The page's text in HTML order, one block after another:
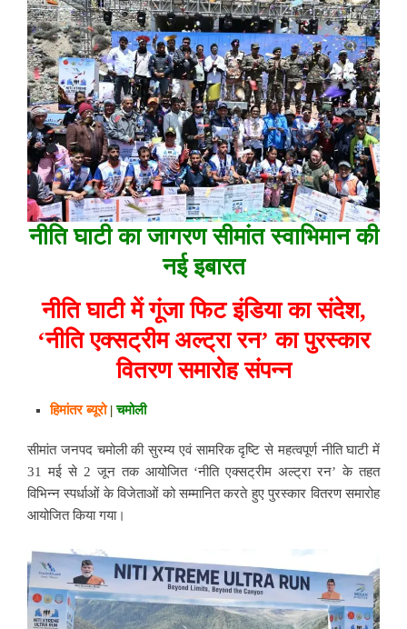
नीति घाटी का जागरण सीमांत स्वाभिमान की
नई इबारत
नीति घाटी में गूंजा फिट इंडिया का संदेश,
‘नीति एक्सट्रीम अल्ट्रा रन’ का पुरस्कार
वितरण समारोह संपन्न
हिमांतर ब्यूरो|चमोली
सीमांत जनपद चमोली की सुरम्य एवं सामरिक दृष्टि से महत्वपूर्ण नीति घाटी में
31 मई से 2 जून तक आयोजित ‘नीति एक्सट्रीम अल्ट्रा रन’ के तहत
विभिन्न स्पर्धाओं के विजेताओं को सम्मानित करते हुए पुरस्कार वितरण समारोह
आयोजित किया गया।